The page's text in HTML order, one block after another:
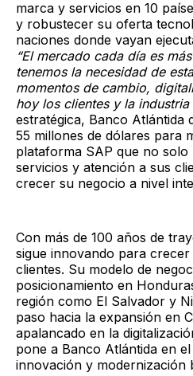
marca y servicios en 10
y robustecer su oferta
naciones donde vayan
“El mercado cada día es
tenemos la necesidad de
momentos de cambio,
hoy los clientes y la industria
estratégica, Banco Atlántida
55 millones de dólares para
plataforma SAP que no
servicios y atención a sus
crecer su negocio a nivel
Con más de 100 años de
sigue innovando para
clientes. Su modelo de
posicionamiento en
región como El Salvador y
paso hacia la expansión en
apalancado en la
pone a Banco Atlántida en
innovación y modernización